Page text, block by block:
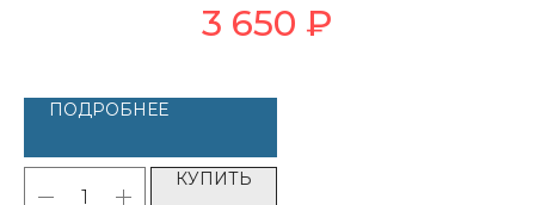
3 650 ₽
ПОДРОБНЕЕ
КУПИТЬ